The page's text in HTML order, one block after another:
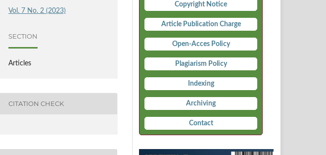
Vol. 7 No. 2 (2023)
SECTION
Articles
CITATION CHECK
Copyright Notice
Article Publication Charge
Open-Acces Policy
Plagiarism Policy
Indexing
Archiving
Contact